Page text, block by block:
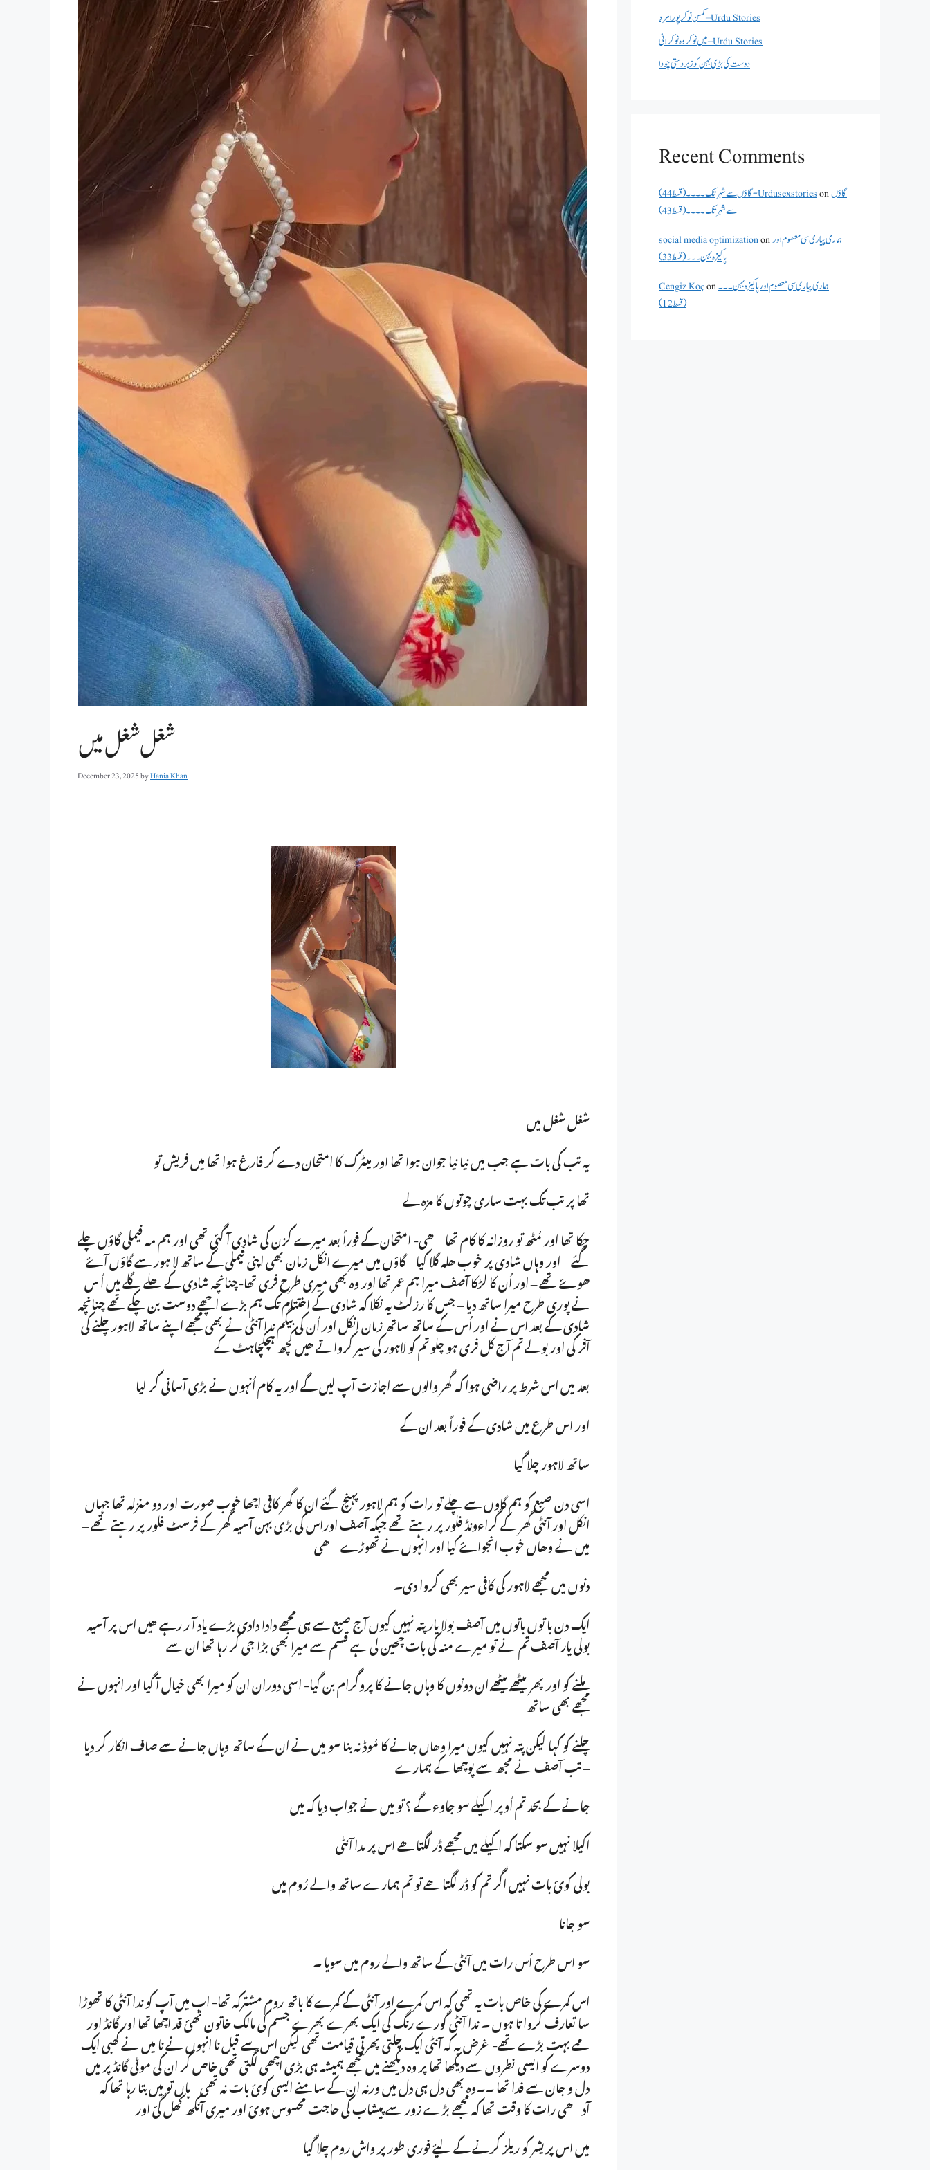
شغل شغل میں
December 23, 2025byHania Khan
شغل شغل میں
یہ تب کی بات ہے جب میں نیا نیا جوان ہوا تھا اور میٹرک کا امتحان دے کر فارغ ہوا تھا میں فریش تو
تھا پر تب تک بہت ساری چوتوں کا مزہ لے
چکا تھا اور مُٹھ تو روزانہ کا کام تھا ھی- امتحان کے فوراً بعد میرے کزن کی شادی آ گئی تھی اور ہم مہ فیملی گاؤں چلے
گئے – اور وہاں شادی پر خوب ھلہ گلا کیا – گاؤں میں میرے انکل زمان بھی اپنی فیملی کے ساتھ لا ہور سے گاؤں آۓ
ھوۓ تھے – اور اُن کا لڑکا آصف میرا ہم عمر تھا اور وہ بھی میری طرح فری تھا-چنانچہ شادی کے ھلے گلے میں اُ س
نے پوری طرح میرا ساتھ دیا – جس کا رزلٹ یہ نکلا کہ شادی کے اختتام تک ہم بڑے اچھے دوست بن چکے تھے چنانچہ
شادی کے بعد اس نے اور اُس کے ساتھ ساتھ زمان انکل اور اُن کی بیگم ندا آنٹی نے بھی مجھے اپنے ساتھ لاہور چلنے کی
آفر کی اور بولے تم آج کل فری ہو چلو تم کو لاہور کی سیر کرواتے ھیں کچھ ہچکچاہٹ کے
بعد میں اس شرط پر راضی ہوا کہ گھر والوں سے اجازت آپ لیں گے اور یہ کام اُنہوں نے بڑی آسانی کر لیا
اور اس طرع میں شادی کے فوراً بعد ان کے
ساتھ لاہور چلا گیا
اسی دن صبع کو ہم گاوں سے چلے تو رات کو ہم لاہور پہنچ گئے ان کا گھر کافی اچھا خوب صورت اور دو منزلہ تھا جہاں
انکل اور آنٹی گھر کے گراءونڈ فلور پر رہتے تھے جبکہ آصف اوراس کی بڑی بہن آسیہ گھر کے فرسٹ فلور پر رہتے تھے –
میں نے وھاں خوب انجواۓ کیا اور انہوں نے تھوڑے ھی
دنوں میں مجھے لاہور کی کافی سیر بھی کروا دی۔
ایک دن با توں باتوں میں آصف بولا یار پتہ نہیں کیوں آج صبع سے ہی مجھے دادا دادی بڑے یاد آ ر رہے ھیں اس پر آسیہ
بولی یار آصف تم نے تو میرے منہ کی بات چھین لی ہے قسم سے میرا بھی بڑا جی کر رہا تھا ان سے
ملنے کو اور پھر بیٹھے بیٹھے ان دونوں کا وہاں جانے کا پروگرام بن گیا- اسی دوران ان کو میرا بھی خیال آ گیا اور انہوں نے
مجھے بھی ساتھ
چلنے کو کہا لیکن پتہ نہیں کیوں میرا وھاں جانے کا مُوڈ نہ بنا سو میں نے ان کے ساتھ وہاں جانے سے صاف انکار کر دیا
– تب آصف نے مجھ سے پوچھا کے ہمارے
جانے کے بحد تم اُوپر اکیلے سو جاوء گے ؟ تو میں نے جواب دیا کہ میں
اکیلا نہیں سو سکتا کہ اکیلے میں مجھے ڈر لگتا ھے اس پر ںدا آنٹی
بولی کوئ بات نہیں اگر تم کو ڈر لگتا ھے تو تم ہمارے ساتھ والے رُوم میں
سو جانا
سو اس طرح اُس رات میں آنٹی کے ساتھ والے روم میں سویا ۔
اس کمرے کی خاص بات یہ تھی کہ اس کمرے اور آنٹی کے کمرے کا باتھ روم مشترکہ تھا- اب میں آپ کو ندا آنٹی کا تھوڑا
سا تعارف کروا تا ہوں ۔ ندا آنٹی گورے رنگ کی ایک بھرے بھرے جسم کی مالک خاتون تھئ قد اچھا تھا اور گانڈ اور
ممے بہت بڑے تھے- غرض یہ کہ آنٹی ایک چلتی پھرتی قیامت تھی لیکن اس سے قبل نا انہوں نے نا میں نے کھبی ایک
دوسرے کو ایسی نطروں سے دیکھا تھا پر وہ دیکھنے میں مجھے ہمیشہ ہی بڑی اچھی لگتی تھی خاص کر ان کی موٹی گانڈ پر میں
دل و جان سے فدا تھا ۔۔وہ بھی دل ہی دل میں ورنہ ان کے سامنے ایسی کوئ بات نہ تھی – ہاں تو میں بتا رہا تھا کہ
آدھی رات کا وقت تھا کہ مجھے بڑے زور سے پیشاب کی حاجت محسوس ہوئ اور میری آنکھ کھل گئ اور
میں اس پریشر کو ریلز کرنے کے لیۓ فوری طور پر واش روم چلا گیا
کمسن نوکر پورا مرد – Urdu Stories
میں نوکر وہ نوکرانی – Urdu Stories
دوست کی بڑی بہن کو زبردستی چودا
Recent Comments
گاؤں سے شہر تک۔۔۔۔(قسط 44) - Urdusexstoriesonگاؤں
سے شہر تک۔۔۔۔(قسط 43)
social media optimizationonہماری پیاری سی معصوم اور
پاکیزہ بہن۔۔۔(قسط33)
Cengiz Koçonہماری پیاری سی معصوم اور پاکیزہ بہن۔۔۔
(قسط12)